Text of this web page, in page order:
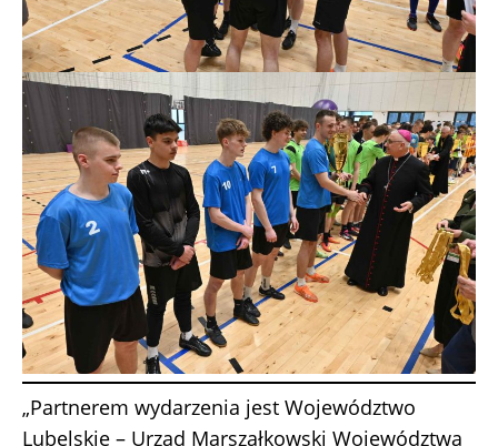
„Partnerem wydarzenia jest Województwo
Lubelskie – Urząd Marszałkowski Województwa